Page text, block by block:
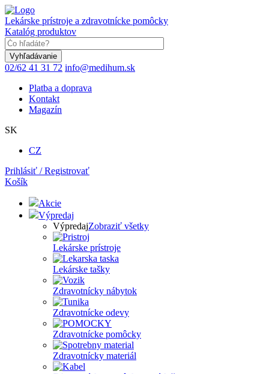
Skočiť
na
hlavný
obsah
Lekárske prístroje a zdravotnícke pomôcky
Katalóg produktov
02/62 41 31 72 info@medihum.sk
Platba a doprava
Kontakt
Magazín
SK
CZ
Prihlásiť / Registrovať
Košík
Akcie
Výpredaj
VýpredajZobraziť všetky
Lekárske prístroje
Lekárske tašky
Zdravotnícky nábytok
Zdravotnícke odevy
Zdravotnícke pomôcky
Zdravotnícky materiál